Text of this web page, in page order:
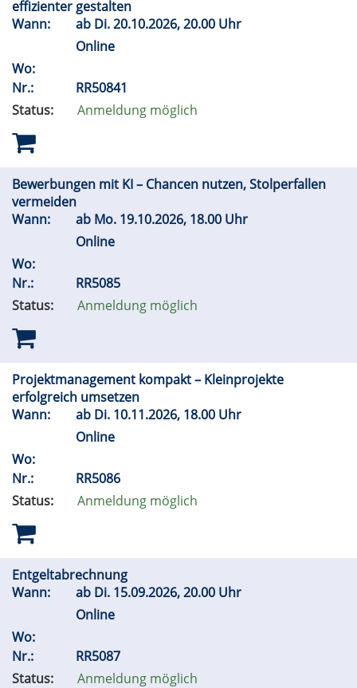
effizienter gestalten
Wann:
ab Di.20.10.2026, 20.00 Uhr
Online
Wo:
Nr.:
RR50841
Status:
Anmeldung möglich
Bewerbungen mit KI – Chancen nutzen, Stolperfallen
vermeiden
Wann:
ab Mo. 19.10.2026, 18.00 Uhr
Online
Wo:
Nr.:
RR5085
Status:
Anmeldung möglich
Projektmanagement kompakt – Kleinprojekte
erfolgreich umsetzen
Wann:
ab Di. 10.11.2026, 18.00 Uhr
Online
Wo:
Nr.:
RR5086
Status:
Anmeldung möglich
Entgeltabrechnung
Wann:
ab Di. 15.09.2026, 20.00 Uhr
Online
Wo:
Nr.:
RR5087
Status:
Anmeldung möglich